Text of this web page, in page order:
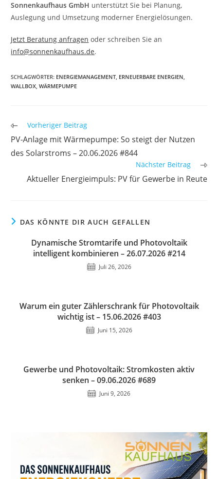
Sonnenkaufhaus GmbH unterstützt Sie bei Planung,
Auslegung und Umsetzung moderner Energielösungen.
Jetzt Beratung anfragen oder schreiben Sie an
info@sonnenkaufhaus.de.
SCHLAGWÖRTER: ENERGIEMANAGEMENT, ERNEUERBARE ENERGIEN,
WALLBOX, WÄRMEPUMPE
Weitere
ansehen
Vorheriger Beitrag
PV-Anlage mit Wärmepumpe: So steigt der Nutzen
des Solarstroms – 20.06.2026 #844
Nächster Beitrag
Aktueller Energieimpuls: PV für Gewerbe in Reute
DAS KÖNNTE DIR AUCH GEFALLEN
Dynamische Stromtarife und Photovoltaik
intelligent kombinieren – 26.07.2026 #214
Juli 26, 2026
Warum ein guter Zählerschrank für Photovoltaik
wichtig ist – 15.06.2026 #403
Juni 15, 2026
Gewerbe und Photovoltaik: Stromkosten aktiv
senken – 09.06.2026 #689
Juni 9, 2026